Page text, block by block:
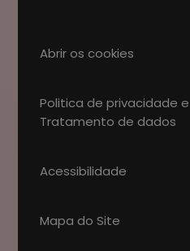
Abrir os cookies
Politica de privacidade e
Tratamento de dados
Acessibilidade
Mapa do Site